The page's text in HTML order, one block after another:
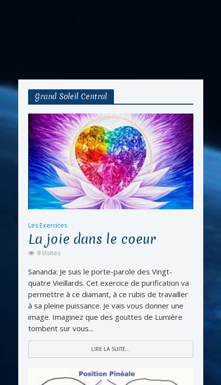
Grand Soleil Central
Les Exercices
La joie dans le coeur
8 Visites
Sananda: Je suis le porte-parole des Vingt-
quatre Vieillards. Cet exercice de purification va
permettre à ce diamant, à ce rubis de travailler
à sa pleine puissance. Je vais vous donner une
image. Imaginez que des gouttes de Lumière
tombent sur vous...
LIRE LA SUITE...